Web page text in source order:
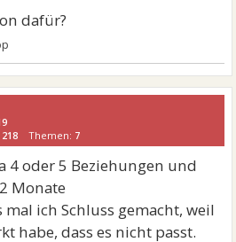
dafür?
218 Themen: 7
4 oder 5 Beziehungen und
Monate
ich Schluss gemacht, weil
habe, dass es nicht passt.